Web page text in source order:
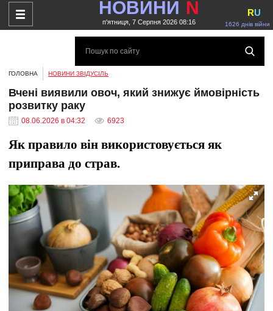
НОВИНИ N
п'ятниця, 7 Серпня 2026 08:16 1626 днів війни
RU
ГОЛОВНА НОВИНИ ЗВІДУСІЛЬ
Вчені виявили овоч, який знижує ймовірність
розвитку раку
08.06.2026 в 04:32 6923
Як правило він використовується як
приправа до страв.